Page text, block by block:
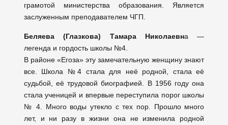
грамотой министерства образования. Является
заслуженным преподавателем ЧГП.
Беляева (Глазкова) Тамара Николаевна —
легенда и гордость школы №4.
В районе «Егоза» эту замечательную женщину знают
все. Школа №4 стала для неё родной, стала её
судьбой, её трудовой биографией. В 1956 году она
стала ученицей и впервые переступила порог школы
№ 4. Много воды утекло с тех пор. Прошло много
лет, и ни разу в жизни она не изменила родной